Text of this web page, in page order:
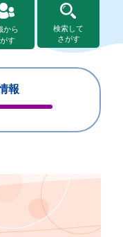
から
す
検索して
さがす
報